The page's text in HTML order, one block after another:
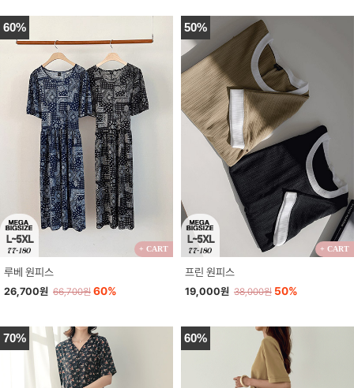
60%
+ CART
루베 원피스
26,700원 66,700원 60%
50%
+ CART
프린 원피스
19,000원 38,000원 50%
70% 60%